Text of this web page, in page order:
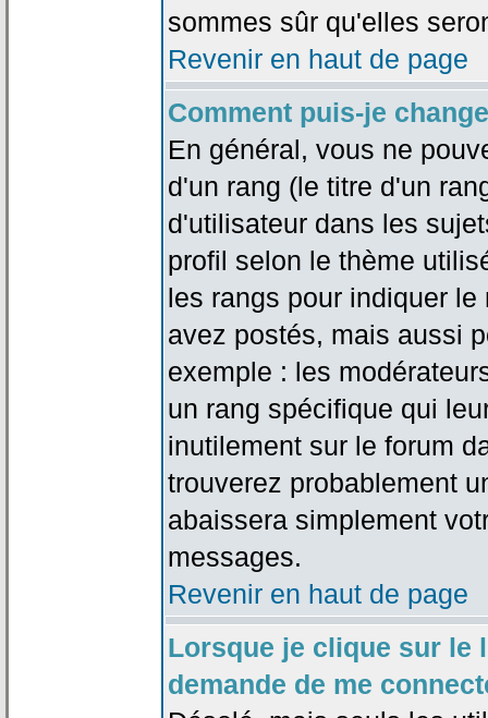
sommes sûr qu'elles
Revenir en haut de page
Comment puis-je
En général, vous ne
d'un rang (le titre d'un
d'utilisateur dans les
profil selon le thème
les rangs pour indiquer
avez postés, mais aussi
exemple : les
un rang spécifique qui
inutilement sur le forum
trouverez probablement
abaissera simplement
messages.
Revenir en haut de page
Lorsque je clique sur le
demande de me